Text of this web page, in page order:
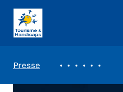
ASSOCIATION TOURISME ET HANDICAPS
Presse